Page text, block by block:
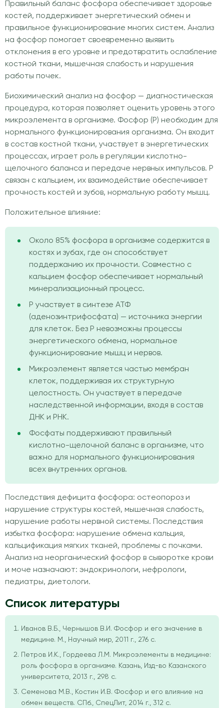
Правильный баланс фосфора обеспечивает здоровье
костей, поддерживает энергетический обмен и
правильное функционирование многих систем. Анализ
на фосфор помогает своевременно выявить
отклонения в его уровне и предотвратить ослабление
костной ткани, мышечная слабость и нарушения
работы почек.
Биохимический анализ на фосфор — диагностическая
процедура, которая позволяет оценить уровень этого
микроэлемента в организме. Фосфор (P) необходим для
нормального функционирования организма. Он входит
в состав костной ткани, участвует в энергетических
процессах, играет роль в регуляции кислотно-
щелочного баланса и передаче нервных импульсов. P
связан с кальцием, их взаимодействие обеспечивает
прочность костей и зубов, нормальную работу мышц.
Положительное влияние:
Около 85% фосфора в организме содержится в
костях и зубах, где он способствует
поддержанию их прочности. Совместно с
кальцием фосфор обеспечивает нормальный
минерализационный процесс.
P участвует в синтезе АТФ
(аденозинтрифосфата) — источника энергии
для клеток. Без P невозможны процессы
энергетического обмена, нормальное
функционирование мышц и нервов.
Микроэлемент является частью мембран
клеток, поддерживая их структурную
целостность. Он участвует в передаче
наследственной информации, входя в состав
ДНК и РНК.
Фосфаты поддерживают правильный
кислотно-щелочной баланс в организме, что
важно для нормального функционирования
всех внутренних органов.
Последствия дефицита фосфора: остеопороз и
нарушение структуры костей, мышечная слабость,
нарушение работы нервной системы. Последствия
избытка фосфора: нарушение обмена кальция,
кальцификация мягких тканей, проблемы с почками.
Анализ на неорганический фосфор в сыворотке крови
и моче назначают: эндокринологи, нефрологи,
педиатры, диетологи.
Список литературы
Иванов В.Б., Чернышов В.И. Фосфор и его значение в
медицине. М., Научный мир, 2011 г., 276 с.
Петров И.К., Гордеева Л.М. Микроэлементы в медицине:
роль фосфора в организме. Казань, Изд-во Казанского
университета, 2013 г., 298 с.
Семенова М.В., Костин И.В. Фосфор и его влияние на
обмен веществ. СПб., СпецЛит, 2014 г., 312 с.